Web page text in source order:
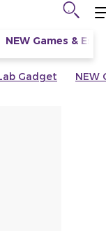
NEW Games &
Gadget NEW